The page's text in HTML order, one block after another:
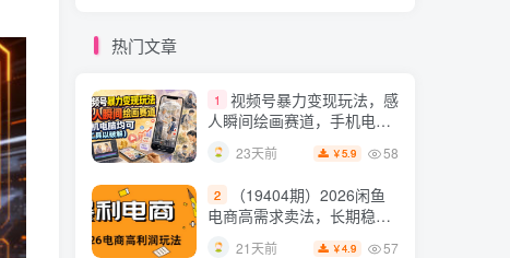
热门文章
1
视频号暴力变现玩法，感
人瞬间绘画赛道，手机电脑
均可
23天前 ￥5.9 58
2
（19404期）2026闲鱼
电商高需求卖法，长期稳定
可做，一单利润300
21天前 ￥4.9 57